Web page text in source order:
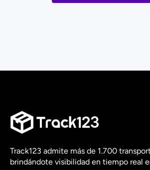
Track123 admite más de 1.700
brindándote visibilidad en tiempo real